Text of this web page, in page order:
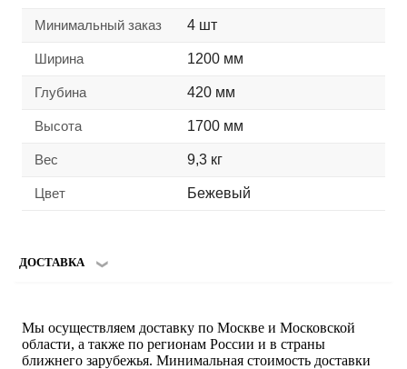
Минимальный заказ 4 шт
Ширина 1200 мм
Глубина 420 мм
Высота 1700 мм
Вес 9,3 кг
Цвет Бежевый
ДОСТАВКА
Мы осуществляем доставку по Москве и Московской
области, а также по регионам России и в страны
ближнего зарубежья. Минимальная стоимость доставки